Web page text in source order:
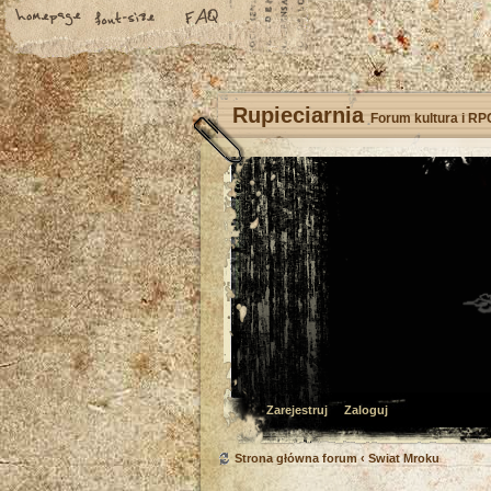
Rupieciarnia Forum kultura i
Zarejestruj Zaloguj
Strona główna forum ‹ Świat Mroku